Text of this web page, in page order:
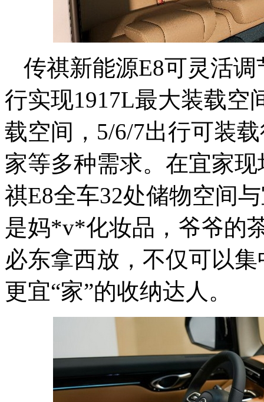
传祺新能源E8可灵活
行实现1917L最大装载空
载空间，5/6/7出行可装
家等多种需求。在宜家
祺E8全车32处储物空间
是妈*v*化妆品，爷爷的
必东拿西放，不仅可以
更宜“家”的收纳达人。